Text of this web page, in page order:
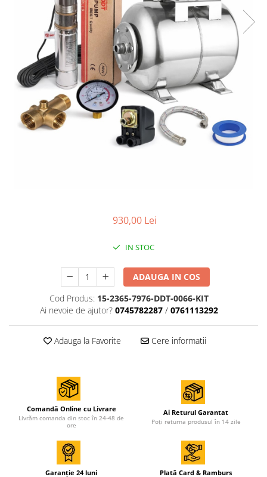
Polizoare electrice
Accesorii polizare si slefuire
Polizoare electrice
Rindele electrice
Ciocane Rotopercutoare
Motoburghie si Burghie
Mixere- Amestecatoare
Accesorii si consumabile drujbe
Motocoase
Accesorii motocoase
Motocoase
Casa, gradina si Bricolaj
Aparate lipit tevi
Gradinarit
Aparate si masini gradinarit
Atomizoare si pompe de stropit
Utilaje Gradinarit
930,00 Lei
IN STOC
ADAUGA IN COS
Cod Produs: 15-2365-7976-DDT-0066-KIT
Ai nevoie de ajutor? 0745782287 / 0761113292
Adauga la Favorite Cere informatii
Comandă Online cu Livrare
Livrăm comanda din stoc în 24-48 de
ore
Ai Returul Garantat
Poți returna produsul în 14 zile
Garanție 24 luni Plată Card & Ramburs